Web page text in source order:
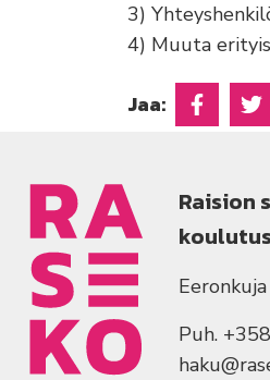
3)
4) Muuta
Jaa: Jaa
Raision
Puh.